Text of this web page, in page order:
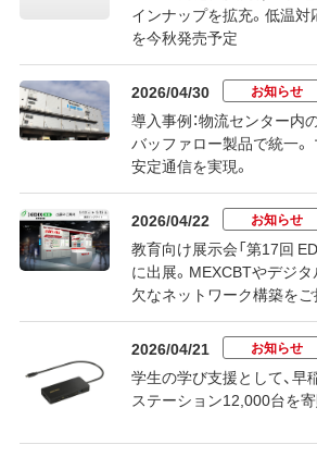
インナップを拡充。低温
を今秋発売予定
2026/04/30 お知らせ
導入事例：物流センター内
バッファロー製品で統一
安定通信を実現。
2026/04/22 お知らせ
教育向け展示会「第17回
に出展。MEXCBTやデジ
欠なネットワーク構築をご
2026/04/21 お知らせ
学生の学び支援として、早
ステーション12,000台を